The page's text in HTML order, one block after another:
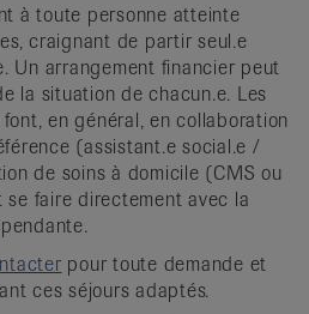
à toute personne atteinte
craignant de partir seul.e
Un arrangement financier peut
la situation de chacun.e. Les
en général, en collaboration
(assistant.e social.e /
de soins à domicile (CMS ou
faire directement avec la
pour toute demande et
ces séjours adaptés.